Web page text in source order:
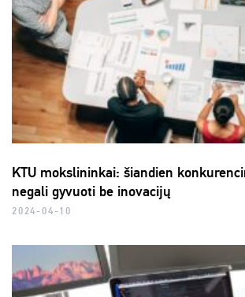
KTU mokslininkai: šiandien
negali gyvuoti be inovacijų
2024-04-10